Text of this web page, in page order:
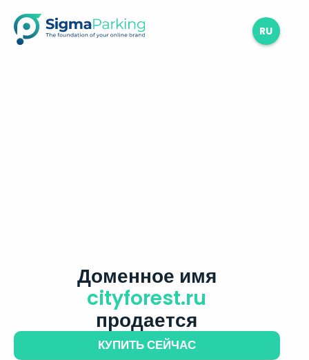
RU
Доменное имя
cityforest.ru
продается
КУПИТЬ СЕЙЧАС